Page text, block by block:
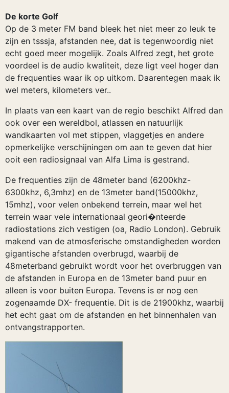
De korte Golf
Op de 3 meter FM band bleek het niet meer zo leuk te
zijn en tsssja, afstanden nee, dat is tegenwoordig niet
echt goed meer mogelijk. Zoals Alfred zegt, het grote
voordeel is de audio kwaliteit, deze ligt veel hoger dan
de frequenties waar ik op uitkom. Daarentegen maak ik
wel meters, kilometers ver..
In plaats van een kaart van de regio beschikt Alfred dan
ook over een wereldbol, atlassen en natuurlijk
wandkaarten vol met stippen, vlaggetjes en andere
opmerkelijke verschijningen om aan te geven dat hier
ooit een radiosignaal van Alfa Lima is gestrand.
De frequenties zijn de 48meter band (6200khz-
6300khz, 6,3mhz) en de 13meter band(15000khz,
15mhz), voor velen onbekend terrein, maar wel het
terrein waar vele internationaal geori�nteerde
radiostations zich vestigen (oa, Radio London). Gebruik
makend van de atmosferische omstandigheden worden
gigantische afstanden overbrugd, waarbij de
48meterband gebruikt wordt voor het overbruggen van
de afstanden in Europa en de 13meter band puur en
alleen is voor buiten Europa. Tevens is er nog een
zogenaamde DX- frequentie. Dit is de 21900khz, waarbij
het echt gaat om de afstanden en het binnenhalen van
ontvangstrapporten.